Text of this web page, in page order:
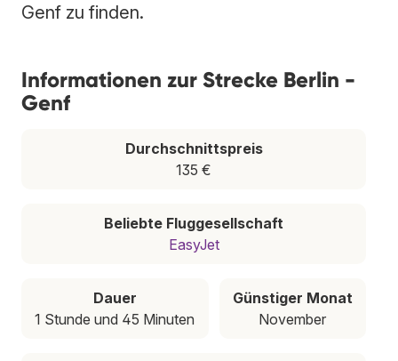
Genf zu finden.
Informationen zur Strecke Berlin -
Genf
Durchschnittspreis
135 €
Beliebte Fluggesellschaft
EasyJet
Dauer
1 Stunde und 45 Minuten
Günstiger Monat
November